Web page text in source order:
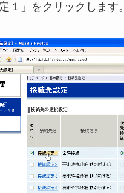
１」をクリックします。